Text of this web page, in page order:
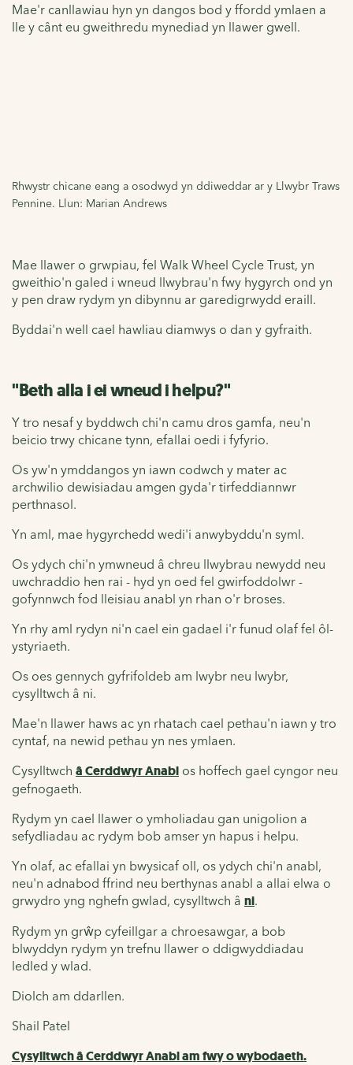
Mae'r canllawiau hyn yn dangos bod y ffordd ymlaen a
lle y cânt eu gweithredu mynediad yn llawer gwell.
Rhwystr chicane eang a osodwyd yn ddiweddar ar y Llwybr Traws
Pennine. Llun: Marian Andrews
Mae llawer o grwpiau, fel Walk Wheel Cycle Trust, yn
gweithio'n galed i wneud llwybrau'n fwy hygyrch ond yn
y pen draw rydym yn dibynnu ar garedigrwydd eraill.
Byddai'n well cael hawliau diamwys o dan y gyfraith.
"Beth alla i ei wneud i helpu?"
Y tro nesaf y byddwch chi'n camu dros gamfa, neu'n
beicio trwy chicane tynn, efallai oedi i fyfyrio.
Os yw'n ymddangos yn iawn codwch y mater ac
archwilio dewisiadau amgen gyda'r tirfeddiannwr
perthnasol.
Yn aml, mae hygyrchedd wedi'i anwybyddu'n syml.
Os ydych chi'n ymwneud â chreu llwybrau newydd neu
uwchraddio hen rai - hyd yn oed fel gwirfoddolwr -
gofynnwch fod lleisiau anabl yn rhan o'r broses.
Yn rhy aml rydyn ni'n cael ein gadael i'r funud olaf fel ôl-
ystyriaeth.
Os oes gennych gyfrifoldeb am lwybr neu lwybr,
cysylltwch â ni.
Mae'n llawer haws ac yn rhatach cael pethau'n iawn y tro
cyntaf, na newid pethau yn nes ymlaen.
Cysylltwch â Cerddwyr Anabl os hoffech gael cyngor neu
gefnogaeth.
Rydym yn cael llawer o ymholiadau gan unigolion a
sefydliadau ac rydym bob amser yn hapus i helpu.
Yn olaf, ac efallai yn bwysicaf oll, os ydych chi'n anabl,
neu'n adnabod ffrind neu berthynas anabl a allai elwa o
grwydro yng nghefn gwlad, cysylltwch â ni.
Rydym yn grŵp cyfeillgar a chroesawgar, a bob
blwyddyn rydym yn trefnu llawer o ddigwyddiadau
ledled y wlad.
Diolch am ddarllen.
Shail Patel
Cysylltwch â Cerddwyr Anabl am fwy o wybodaeth.